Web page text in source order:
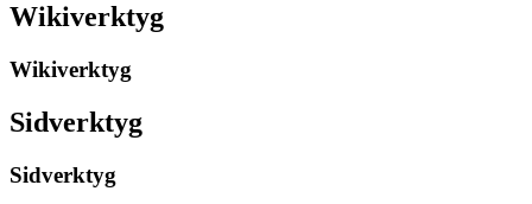
Wikiverktyg
Wikiverktyg
Sidverktyg
Sidverktyg